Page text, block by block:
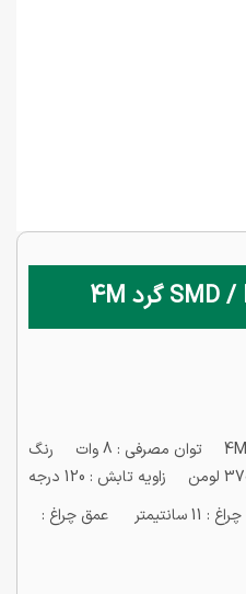
چراغ سقفی توکار SMD / DOB گرد 4M توان مصرفی : 8 وات رنگ
سایز برش : 8 سانتیمتر قطر روی چراغ : 11 سانتیمتر عمق چراغ :